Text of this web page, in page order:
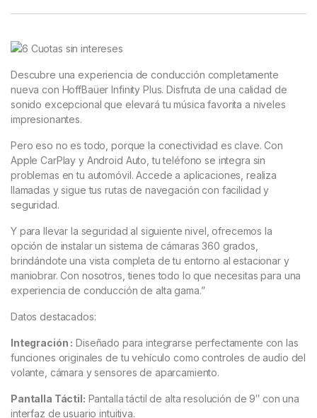
Descubre una experiencia de conducción completamente
nueva con HoffBaüer Infinity Plus. Disfruta de una calidad de
sonido excepcional que elevará tu música favorita a niveles
impresionantes.
Pero eso no es todo, porque la conectividad es clave. Con
Apple CarPlay y Android Auto, tu teléfono se integra sin
problemas en tu automóvil. Accede a aplicaciones, realiza
llamadas y sigue tus rutas de navegación con facilidad y
seguridad.
Y para llevar la seguridad al siguiente nivel, ofrecemos la
opción de instalar un sistema de cámaras 360 grados,
brindándote una vista completa de tu entorno al estacionar y
maniobrar. Con nosotros, tienes todo lo que necesitas para una
experiencia de conducción de alta gama.”
Datos destacados:
Integración : Diseñado para integrarse perfectamente con las
funciones originales de tu vehículo como controles de audio del
volante, cámara y sensores de aparcamiento.
Pantalla Táctil: Pantalla táctil de alta resolución de 9″ con una
interfaz de usuario intuitiva.